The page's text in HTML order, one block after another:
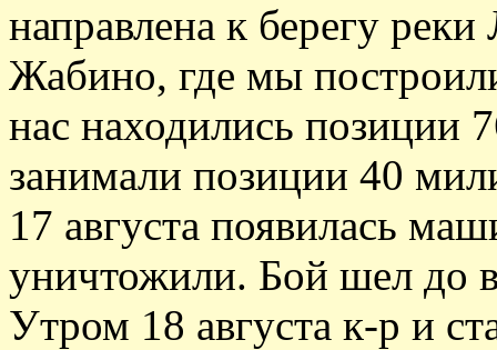
направлена к берегу
Жабино, где мы
нас находились позиции
занимали позиции 40
17 августа появилась
уничтожили. Бой шел до
Утром 18 августа к-р и